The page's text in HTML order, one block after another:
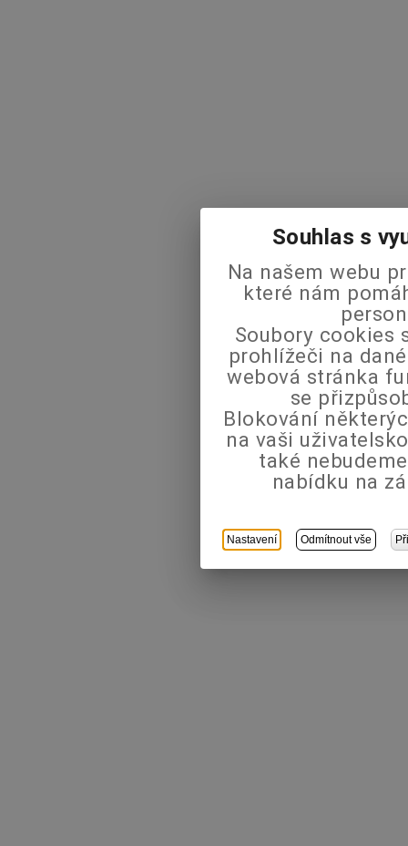
Souhlas s
Na našem webu
které nám
Soubory cookies
prohlížeči na
webová stránka
se
Blokování
na vaši
také
nabídku na
Nastavení Odmítnout vše